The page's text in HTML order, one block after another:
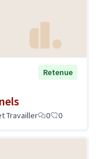
Retenue
Travailler 0 0